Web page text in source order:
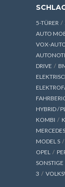
5-TÜRER
AUTO
VOX-
DRIVE
HYBRID /
KOMBI
MODEL S
OPEL
SONSTIGE
3